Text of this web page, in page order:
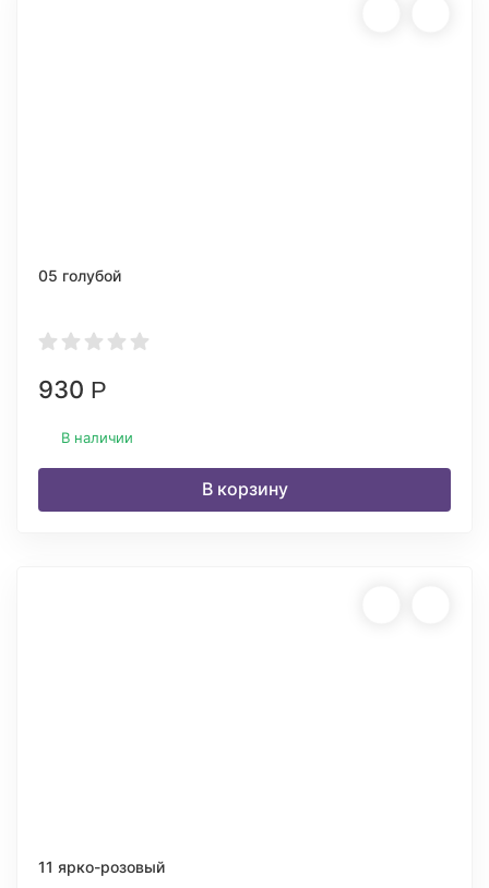
05 голубой
930 Р
В наличии
В корзину
11 ярко-розовый